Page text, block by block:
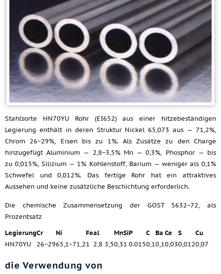
Stahlsorte HN70YU Rohr (EI652) aus einer hitzebeständigen
Legierung enthält in deren Struktur Nickel 65,073 aus — 71,2%,
Chrom 26−29%, Eisen bis zu 1%. Als Zusätze zu den Charge
hinzugefügt Aluminium — 2,8−3,5% Mn — 0,3%, Phosphor — bis
zu 0,015%, Silizium — 1% Kohlenstoff, Barium — weniger als 0,1%
Schwefel und 0,012%. Das fertige Rohr hat ein attraktives
Aussehen und keine zusätzliche Beschichtung erforderlich.
Die chemische Zusammensetzung der GOST 5632−72, als
Prozentsatz
LegierungCr Ni Feal MnSiP C Ba Ce S
Cu
HN70YU
26−2965,1−71,21 2,8 3,50,31 0.0150,10,10,030,0120,07
die Verwendung von